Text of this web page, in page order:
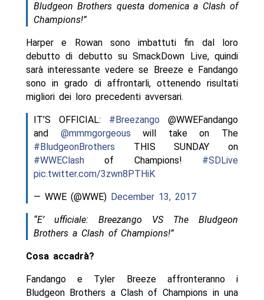
Bludgeon Brothers questa domenica a Clash of
Champions!”
Harper e Rowan sono imbattuti fin dal loro
debutto di debutto su SmackDown Live, quindi
sarà interessante vedere se Breeze e Fandango
sono in grado di affrontarli, ottenendo risultati
migliori dei loro precedenti avversari.
IT’S OFFICIAL: #Breezango @WWEFandango
and @mmmgorgeous will take on The
#BludgeonBrothers THIS SUNDAY on
#WWEClashof Champions! #SDLive
pic.twitter.com/3zwn8PTHiK
— WWE (@WWE) December 13, 2017
“E’ ufficiale: Breezango VS The Bludgeon
Brothers a Clash of Champions!”
Cosa accadrà?
Fandango e Tyler Breeze affronteranno i
Bludgeon Brothers a Clash of Champions in una